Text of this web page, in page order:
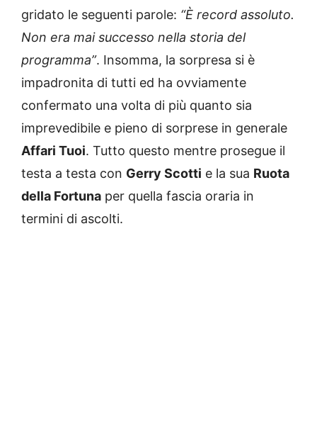
gridato le seguenti parole: “È record assoluto.
Non era mai successo nella storia del
programma”. Insomma, la sorpresa si è
impadronita di tutti ed ha ovviamente
confermato una volta di più quanto sia
imprevedibile e pieno di sorprese in generale
Affari Tuoi. Tutto questo mentre prosegue il
testa a testa con Gerry Scotti e la sua Ruota
della Fortuna per quella fascia oraria in
termini di ascolti.